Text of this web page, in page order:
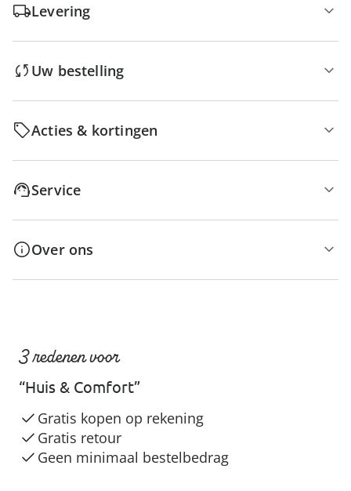
Levering
Uw bestelling
Acties & kortingen
Service
Over ons
3 redenen voor
“Huis & Comfort”
Gratis kopen op rekening
Gratis retour
Geen minimaal bestelbedrag